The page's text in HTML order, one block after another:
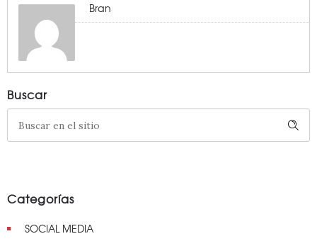
Bran
Buscar
Categorías
SOCIAL MEDIA